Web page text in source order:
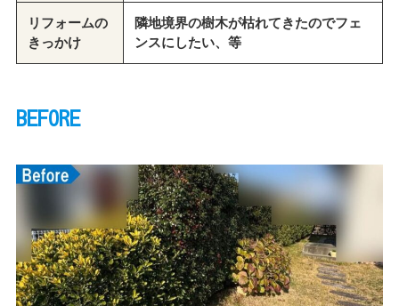
リフォームの
きっかけ
隣地境界の樹木が枯れてきたのでフェ
ンスにしたい、等
BEFORE